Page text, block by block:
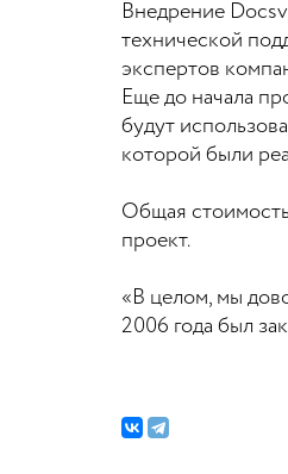
Внедрение
технической
экспертов
Еще до начала
будут
которой были
Общая
проект.
«В целом, мы
2006 года был